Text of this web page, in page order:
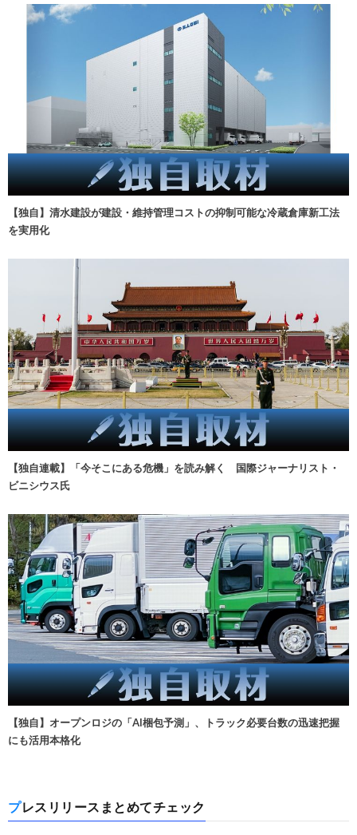
【独自】清水建設が建設・維持管理コストの抑制可能な冷蔵倉庫新工法
を実用化
【独自連載】「今そこにある危機」を読み解く 国際ジャーナリスト・
ビニシウス氏
【独自】オープンロジの「AI梱包予測」、トラック必要台数の迅速把握
にも活用本格化
プレスリリースまとめてチェック